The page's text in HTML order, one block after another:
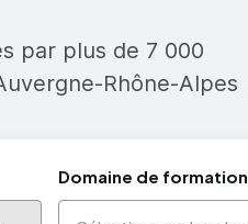
par plus de 7 000
Rhône-Alpes
Domaine de formation